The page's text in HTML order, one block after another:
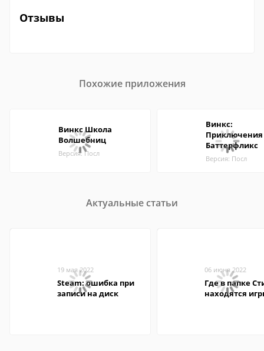
Отзывы
Похожие приложения
Винкс Школа
Волшебниц
Версия: Посл
Винкс:
Приключения
Баттерфликс
Версия: Посл
Актуальные статьи
19 мая 2022
Steam: ошибка при
записи на диск
06 июня 2022
Где в папке
находятся